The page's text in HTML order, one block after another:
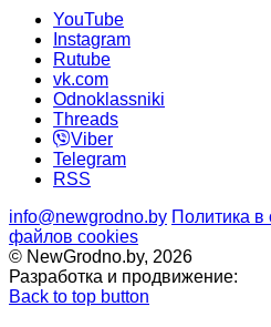
YouTube
Instagram
Rutube
vk.com
Odnoklassniki
Threads
Viber
Telegram
RSS
info@newgrodno.by Политика в
файлов cookies
© NewGrodno.by, 2026
Разработка и продвижение:
Back to top button